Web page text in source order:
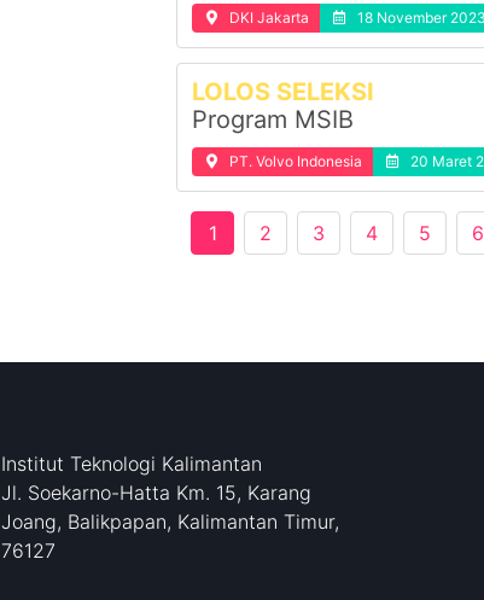
DKI Jakarta 18 November 2023
LOLOS SELEKSI
Program MSIB
PT. Volvo Indonesia 20 Maret
1 2 3 4 5 6
Institut Teknologi Kalimantan
Jl. Soekarno-Hatta Km. 15, Karang
Joang, Balikpapan, Kalimantan Timur,
76127